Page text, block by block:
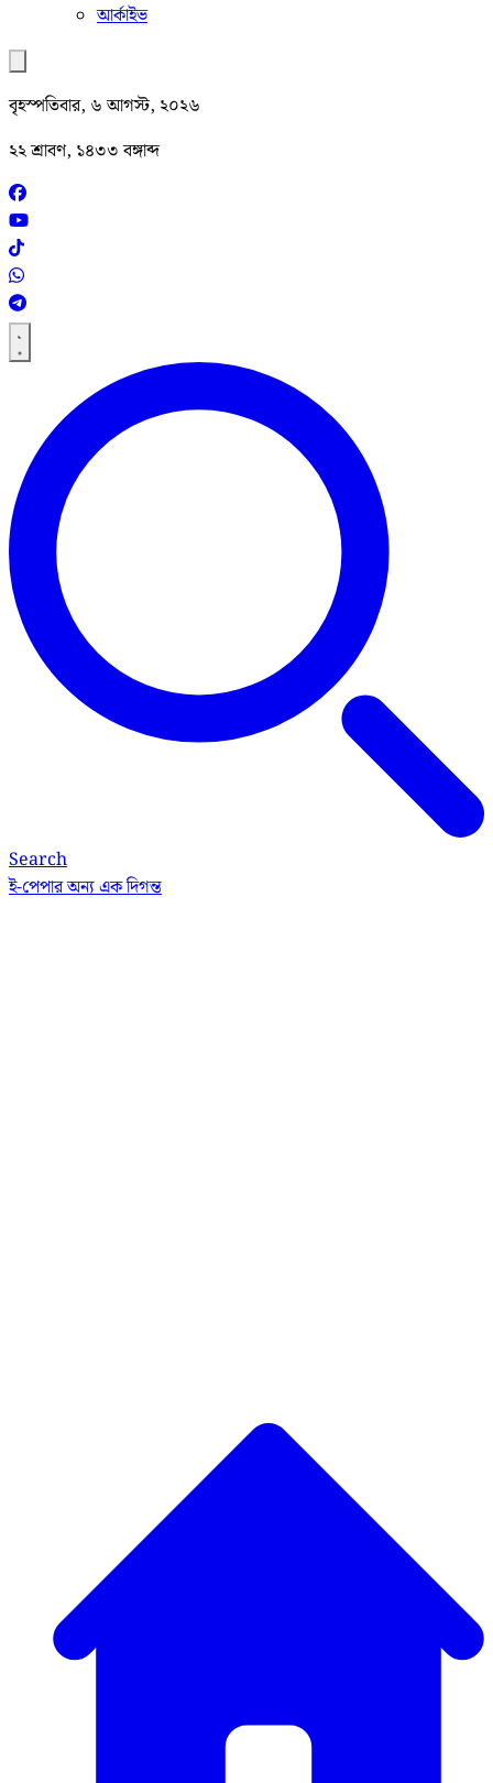
আর্কাইভ
বৃহস্পতিবার, ৬ আগস্ট, ২০২৬
২২ শ্রাবণ, ১৪৩৩ বঙ্গাব্দ
Search
ই-পেপারঅন্য এক দিগন্ত